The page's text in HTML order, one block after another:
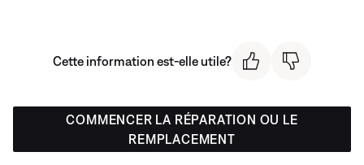
Cette information est-elle utile?
COMMENCER LA RÉPARATION OU LE
REMPLACEMENT